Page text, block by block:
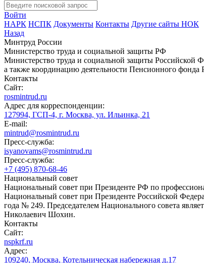
Войти
НАРК НСПК Документы Контакты Другие сайты НОК
Назад
Минтруд России
Министерство труда и социальной защиты РФ
Министерство труда и социальной защиты Российской
а также координацию деятельности Пенсионного
Контакты
Сайт:
rosmintrud.ru
Адрес для корреспонденции:
127994, ГСП-4, г. Москва, ул. Ильинка, 21
E-mail:
mintrud@rosmintrud.ru
Пресс-служба:
isyanovams@rosmintrud.ru
Пресс-служба:
+7 (495) 870-68-46
Национальный совет
Национальный совет при Президенте РФ по
Национальный совет при Президенте Российской
года № 249. Председателем Национального совета
Николаевич Шохин.
Контакты
Сайт:
nspkrf.ru
Адрес:
109240, Москва, Котельническая набережная д.17